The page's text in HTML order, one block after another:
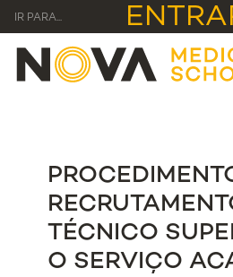
IR PARA...
TÉCNICO
O SERVIÇO